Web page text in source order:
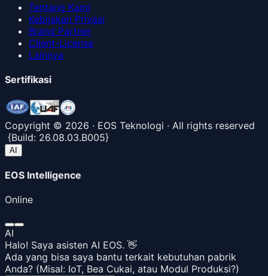
Tentang Kami
Kebijakan Privasi
Brand Partner
Client-License
Lainnya
Sertifikasi
Copyright © 2026 · EOS Teknologi · All rights reserved
{Build: 26.08.03.B005}
AI
EOS Intelligence
Online
AI
Halo! Saya asisten AI EOS. 👋
Ada yang bisa saya bantu terkait kebutuhan pabrik
Anda? (Misal: IoT, Bea Cukai, atau Modul Produksi?)